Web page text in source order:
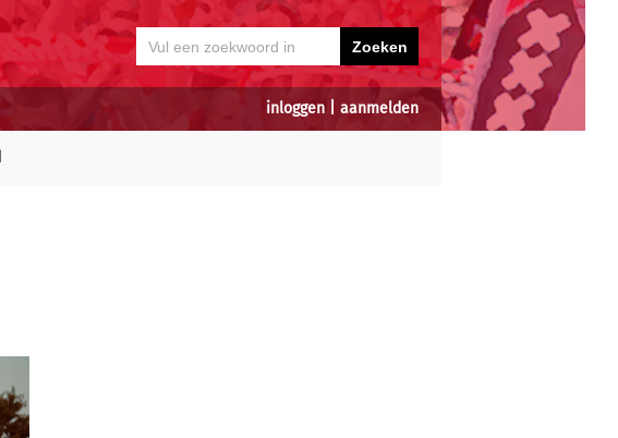
inloggen aanmelden